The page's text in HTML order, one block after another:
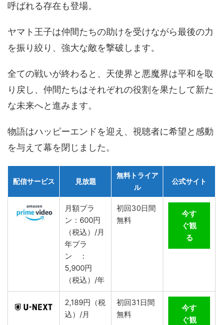
呼ばれる存在も登場。
ヤマト王子は仲間たちの助けを受けながら最後の力
を振り絞り、強大な敵を撃破します。
全ての戦いが終わると、天使界と悪魔界は平和を取
り戻し、仲間たちはそれぞれの役割を果たして新た
な未来へと進みます。
物語はハッピーエンドを迎え、視聴者に希望と感動
を与えて幕を閉じました。
配信サービス 見放題
無料トライア
ル
公式サイト
月額プラ
ン：600円
（税込）/月
年プラ
ン ：
5,900円
（税込）/年
初回30日間
無料
今す
ぐ観
る
2,189円（税
込）/月
初回31日間
無料
今す
ぐ観